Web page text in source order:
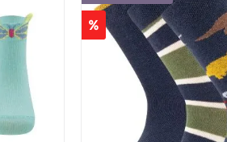
%